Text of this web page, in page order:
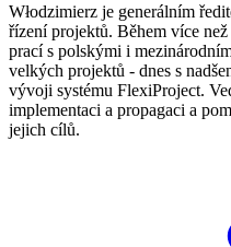
Włodzimierz je generálním
řízení projektů. Během více
prací s polskými i
velkých projektů - dnes s
vývoji systému FlexiProject.
implementaci a propagaci a
jejich cílů.